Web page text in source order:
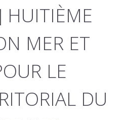
HUITIÈME
MER ET
LE
DU